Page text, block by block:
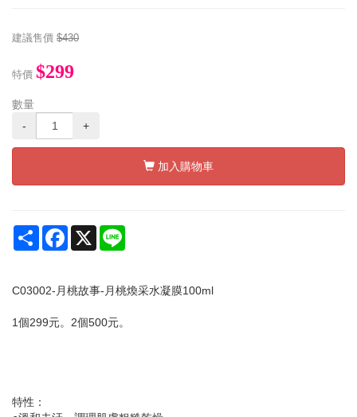
建議售價 $430
特價 $299
數量
-
+
加入購物車
Share Facebook
X
C03002-月桃故事-月桃煥采水凝膜100ml
1個299元。2個500元。
特性：